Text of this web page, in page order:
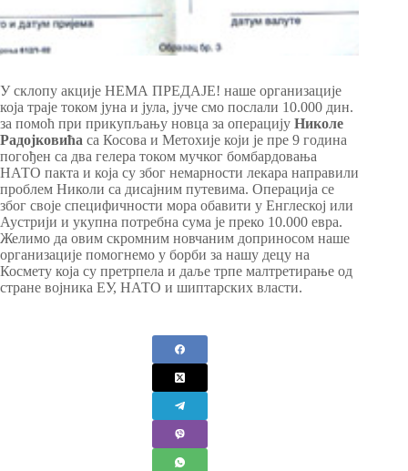
У склопу акције НЕМА ПРЕДАЈЕ! наше организације
која траје током јуна и јула, јуче смо послали 10.000 дин.
за помоћ при прикупљању новца за операцију Николе
Радојковића са Косова и Метохије који је пре 9 година
погођен са два гелера током мучког бомбардовања
НАТО пакта и која су због немарности лекара направили
проблем Николи са дисајним путевима. Операција се
због своје специфичности мора обавити у Енглеској или
Аустрији и укупна потребна сума је преко 10.000 евра.
Желимо да овим скромним новчаним доприносом наше
организације помогнемо у борби за нашу децу на
Космету која су претрпела и даље трпе малтретирање од
стране војника ЕУ, НАТО и шиптарских власти.